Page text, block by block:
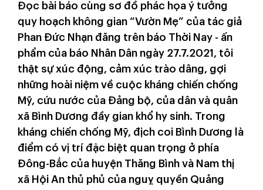
Đọc bài báo cùng sơ đồ phác họa ý tưởng
quy hoạch không gian “Vườn Mẹ” của tác giả
Phan Đức Nhạn đăng trên báo Thời Nay - ấn
phẩm của báo Nhân Dân ngày 27.7.2021, tôi
thật sự xúc động, cảm xúc trào dâng, gợi
những hoài niệm về cuộc kháng chiến chống
Mỹ, cứu nước của Đảng bộ, của dân và quân
xã Bình Dương đầy gian khổ hy sinh. Trong
kháng chiến chống Mỹ, địch coi Bình Dương là
điểm có vị trí đặc biệt quan trọng ở phía
Đông-Bắc của huyện Thăng Bình và Nam thị
xã Hội An thủ phủ của nguỵ quyền Quảng